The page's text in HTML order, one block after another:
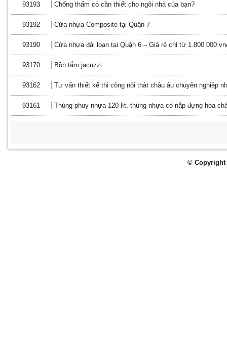
93193 Chống thấm có cần thiết cho ngôi nhà của bạn?
93192 Cửa nhựa Composite tại Quận 7
93190 Cửa nhựa đài loan tại Quận 6 – Giá rẻ chỉ từ 1.800.000
93170 Bồn tắm jacuzzi
93162 Tư vấn thiết kế thi công nội thât châu âu chuyên nghiệp
93161 Thùng phuy nhựa 120 lít, thùng nhựa có nắp đựng hóa
© Copyright